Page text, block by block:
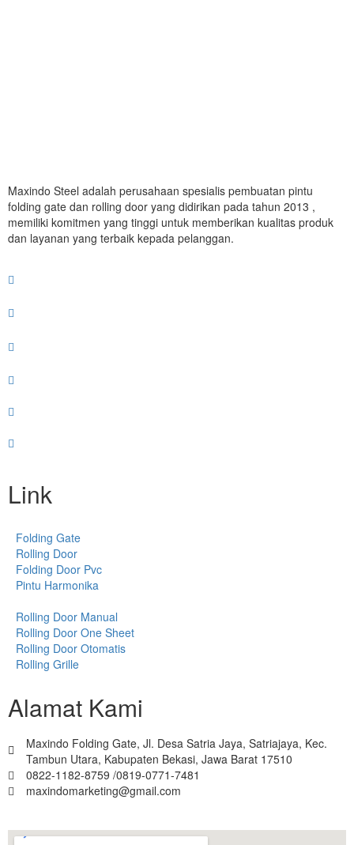
Maxindo Steel adalah perusahaan spesialis pembuatan pintu
folding gate dan rolling door yang didirikan pada tahun 2013 ,
memiliki komitmen yang tinggi untuk memberikan kualitas produk
dan layanan yang terbaik kepada pelanggan.
Link
Folding Gate
Rolling Door
Folding Door Pvc
Pintu Harmonika
Rolling Door Manual
Rolling Door One Sheet
Rolling Door Otomatis
Rolling Grille
Alamat Kami
Maxindo Folding Gate, Jl. Desa Satria Jaya, Satriajaya, Kec.
Tambun Utara, Kabupaten Bekasi, Jawa Barat 17510
0822-1182-8759 /0819-0771-7481
maxindomarketing@gmail.com